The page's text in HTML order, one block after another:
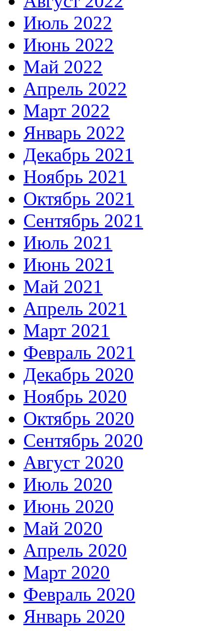
Июль 2022
Июнь 2022
Май 2022
Апрель 2022
Март 2022
Январь 2022
Декабрь 2021
Ноябрь 2021
Октябрь 2021
Сентябрь 2021
Июль 2021
Июнь 2021
Май 2021
Апрель 2021
Март 2021
Февраль 2021
Декабрь 2020
Ноябрь 2020
Октябрь 2020
Сентябрь 2020
Август 2020
Июль 2020
Июнь 2020
Май 2020
Апрель 2020
Март 2020
Февраль 2020
Январь 2020